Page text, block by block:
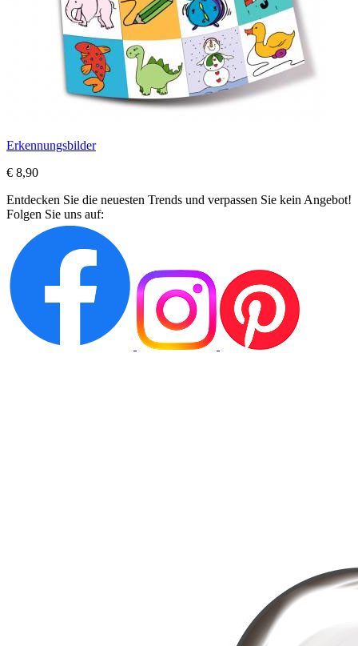
Erkennungsbilder
€ 8,90
Entdecken Sie die neuesten Trends und verpassen Sie kein Angebot!
Folgen Sie uns auf: